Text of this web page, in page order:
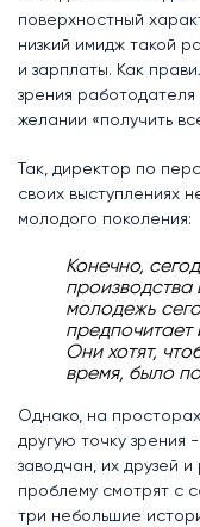
поверхностный
низкий имидж такой
и зарплаты. Как
зрения
желании «получить
Так, директор по
своих выступлениях
молодого поколения:
Конечно,
производства
молодежь
предпочитает
Они хотят,
время, было
Однако, на
другую точку зрения
заводчан, их друзей
проблему смотрят с
три небольшие